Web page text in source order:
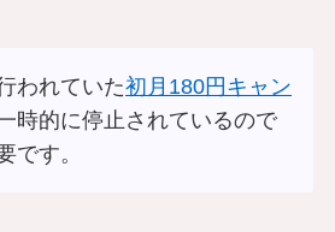
われていた初月180円キャン
時的に停止されているので
です。